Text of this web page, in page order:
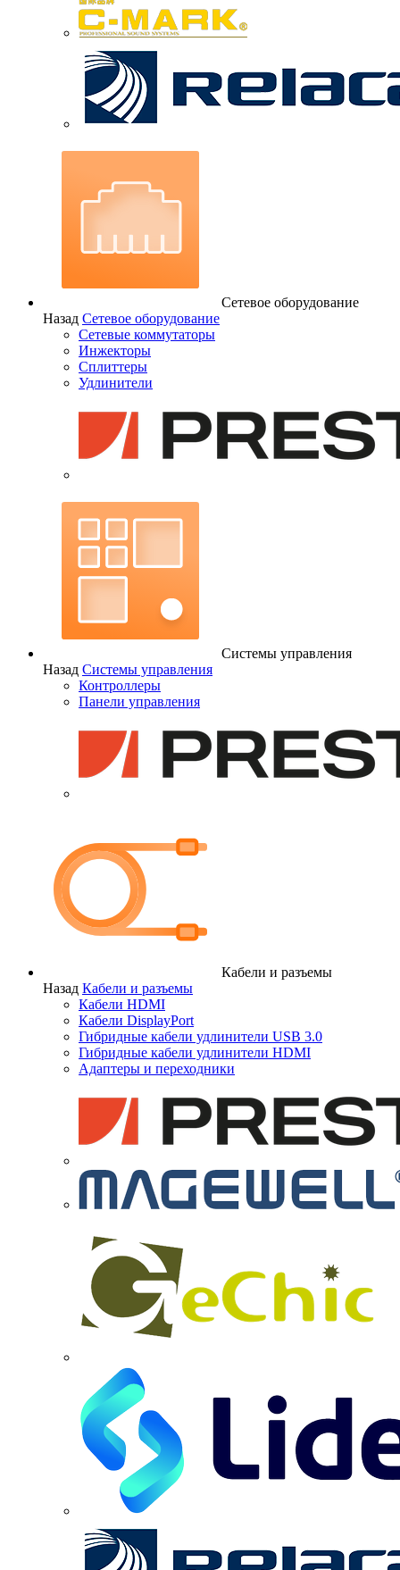
Сетевое оборудование
Назад Сетевое оборудование
Сетевые коммутаторы
Инжекторы
Сплиттеры
Удлинители
Системы управления
Назад Системы управления
Контроллеры
Панели управления
Кабели и разъемы
Назад Кабели и разъемы
Кабели HDMI
Кабели DisplayPort
Гибридные кабели удлинители USB 3.0
Гибридные кабели удлинители HDMI
Адаптеры и переходники